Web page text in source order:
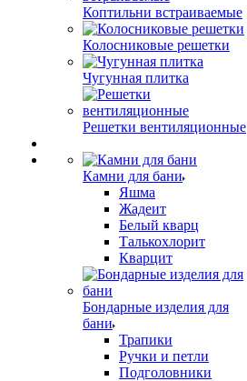
Коптильни встраиваемые
Колосниковые решетки
Чугунная плитка
Решетки вентиляционные
Камни для бани
Яшма
Жадеит
Белый кварц
Талькохлорит
Кварцит
Бондарные изделия для
бани
Трапики
Ручки и петли
Подголовники